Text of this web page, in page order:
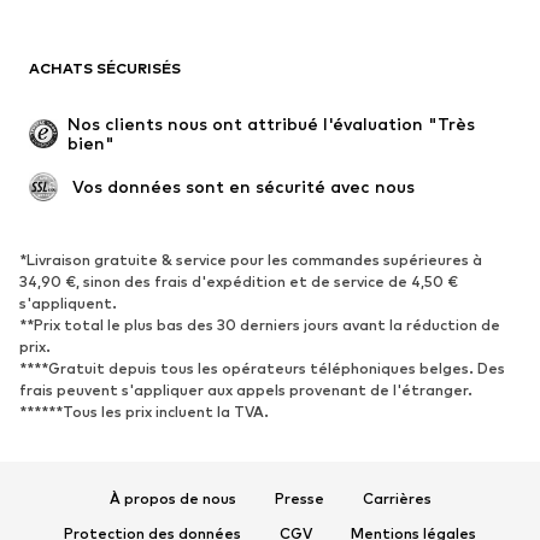
Occasions spéciales
Exclusif
Remise à neuf
Nouveautés
Tendance
Baskets
Bottines
Escarpins et talons hauts
Bottes
Sandales
Chaussures basses
Chaussures de sport
Ballerines
ACHATS SÉCURISÉS
Nos clients nous ont attribué l'évaluation "Très
bien"
Vos données sont en sécurité avec nous
*Livraison gratuite & service pour les commandes supérieures à
34,90 €, sinon des frais d'expédition et de service de 4,50 €
s'appliquent.
**Prix total le plus bas des 30 derniers jours avant la réduction de
prix.
****Gratuit depuis tous les opérateurs téléphoniques belges. Des
frais peuvent s'appliquer aux appels provenant de l'étranger.
******Tous les prix incluent la TVA.
À propos de nous Presse
Carrières
Protection des données
CGV Mentions légales